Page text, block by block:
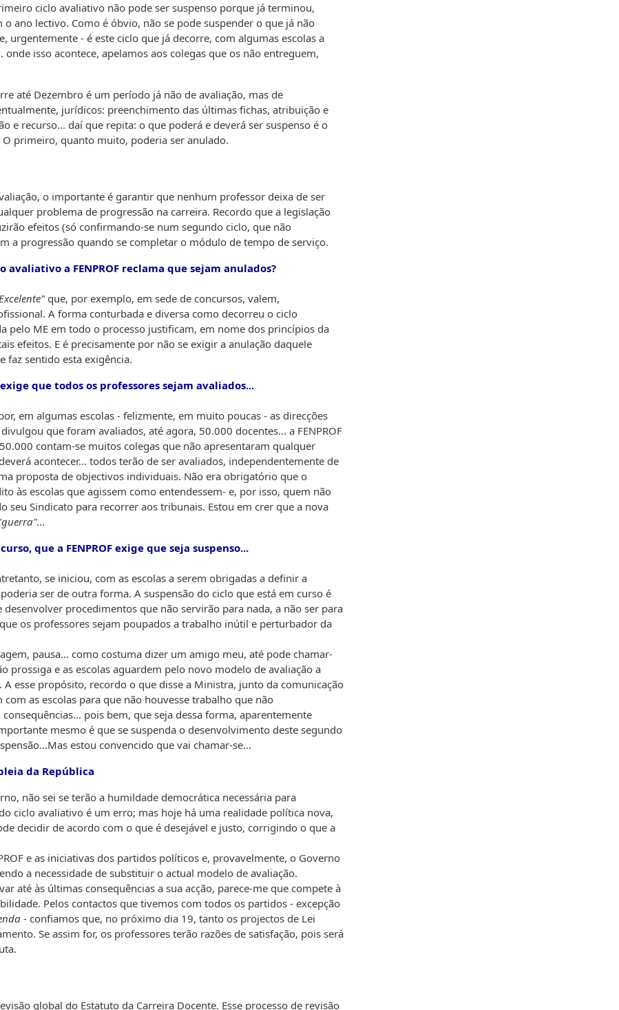
ciclo avaliativo não pode ser suspenso porque já terminou,
ano lectivo. Como é óbvio, não se pode suspender o que já não
urgentemente - é este ciclo que já decorre, com algumas escolas a
isso acontece, apelamos aos colegas que os não entreguem,
até Dezembro é um período já não de avaliação, mas de
jurídicos: preenchimento das últimas fichas, atribuição e
e recurso... daí que repita: o que poderá e deverá ser suspenso é o
primeiro, quanto muito, poderia ser anulado.
o importante é garantir que nenhum professor deixa de ser
problema de progressão na carreira. Recordo que a legislação
efeitos (só confirmando-se num segundo ciclo, que não
a progressão quando se completar o módulo de tempo de serviço.
a FENPROF reclama que sejam anulados?
que, por exemplo, em sede de concursos, valem,
A forma conturbada e diversa como decorreu o ciclo
pelo ME em todo o processo justificam, em nome dos princípios da
efeitos. E é precisamente por não se exigir a anulação daquele
faz sentido esta exigência.
que todos os professores sejam avaliados...
em algumas escolas - felizmente, em muito poucas - as direcções
que foram avaliados, até agora, 50.000 docentes... a FENPROF
contam-se muitos colegas que não apresentaram qualquer
acontecer... todos terão de ser avaliados, independentemente de
proposta de objectivos individuais. Não era obrigatório que o
às escolas que agissem como entendessem- e, por isso, quem não
Sindicato para recorrer aos tribunais. Estou em crer que a nova
que a FENPROF exige que seja suspenso...
se iniciou, com as escolas a serem obrigadas a definir a
ser de outra forma. A suspensão do ciclo que está em curso é
procedimentos que não servirão para nada, a não ser para
os professores sejam poupados a trabalho inútil e perturbador da
pausa... como costuma dizer um amigo meu, até pode chamar-
prossiga e as escolas aguardem pelo novo modelo de avaliação a
esse propósito, recordo o que disse a Ministra, junto da comunicação
as escolas para que não houvesse trabalho que não
pois bem, que seja dessa forma, aparentemente
mesmo é que se suspenda o desenvolvimento deste segundo
estou convencido que vai chamar-se...
da República
não sei se terão a humildade democrática necessária para
ciclo avaliativo é um erro; mas hoje há uma realidade política nova,
decidir de acordo com o que é desejável e justo, corrigindo o que a
e as iniciativas dos partidos políticos e, provavelmente, o Governo
a necessidade de substituir o actual modelo de avaliação.
até às últimas consequências a sua acção, parece-me que compete à
Pelos contactos que tivemos com todos os partidos - excepção
- confiamos que, no próximo dia 19, tanto os projectos de Lei
Se assim for, os professores terão razões de satisfação, pois será
global do Estatuto da Carreira Docente. Esse processo de revisão